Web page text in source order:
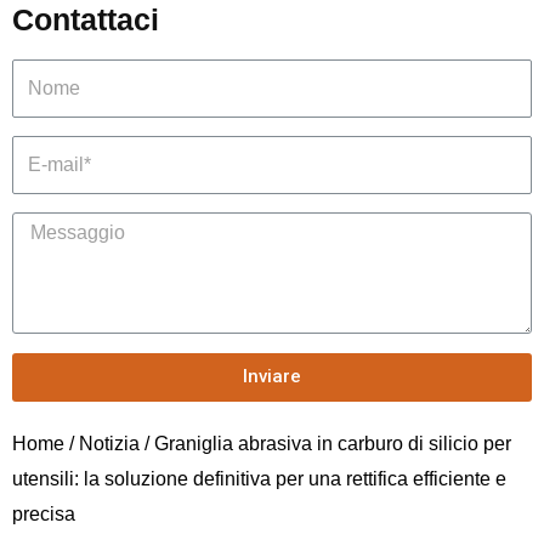
Contattaci
Inviare
Home / Notizia / Graniglia abrasiva in carburo di silicio per
utensili: la soluzione definitiva per una rettifica efficiente e
precisa